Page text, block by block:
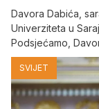
Davora Dabića,
Univerziteta u
Podsjećamo,
SVIJET